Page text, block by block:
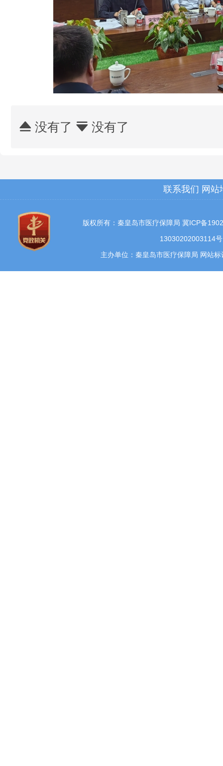
 没有了  没有了
联系我们 网站
版权所有：秦皇岛市医疗保障局 冀ICP备
13030202003114号
主办单位：秦皇岛市医疗保障局 网站